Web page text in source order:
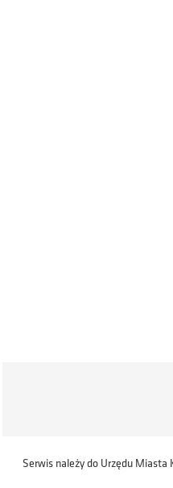
Serwis należy do Urzędu